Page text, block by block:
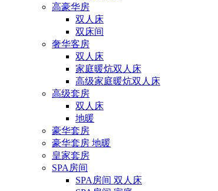
高豪华房
双人床
双床间
奢华客房
双人床
家庭暖炕双人床
高级家庭暖炕双人床
高级套房
双人床
地暖
豪华套房
豪华套房 地暖
皇家套房
SPA房间
SPA房间 双人床